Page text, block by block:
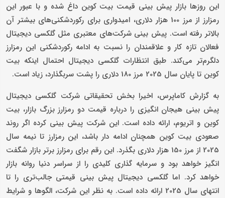
این روزها بازار پیش بینی قیمت بیت کوین داغ شده و با عبور این
رمزارز از مرز 100 هزار دلاری، امیدواری برای رکوردشکنی‌های بیشتر آن
بالاتر رفته است. پیش بینی شرکت‌های معتبری مثل گلکسی دیجیتال
فعالان تازه کار و علاقمندان را نسبت به ادامه رکوردشکنی این رمزارز
دلگرم‌تر می‌کند. طبق انتظارات گلکسی دیجیتال احتمال اینکه بیت
کوین تا پایان سال 2025 مرز 180 دلاری را پشت سربگذارد، زیاد است.
به گزارش کاماپرس، اخیرا بخش تحقیقاتی شرکت گلکسی دیجیتال
پیش بینی هیجان انگیزی را درباره قیمت دو رمزارز بزرگ بازار، بیت
کوین و اتریوم، ارائه داده است. این شرکت پیش بینی کرده اگر روند
صعودی بیت کوین همچنان ادامه دار باشد، این رمزارز تا نیمه سال
2025 از مرز 150 هزار دلاری بگذرد. این رقم برای رمزارز برتر بازار شگفت
انگیز خواهد بود و سرمایه گذاری کلیدی را از سراسر دنیا روانه بازار
خواهد کرد. اما گلکسی دیجیتال پیش بینی قیمتی جالب‌تری را تا
انتهای سال 2025 ارائه داده است. به نظر این شرکت، الگوها و شرایط